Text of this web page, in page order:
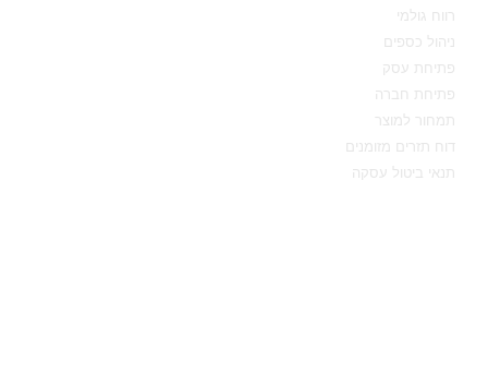
רווח גולמי
ניהול כספים
פתיחת עסק
פתיחת חברה
תמחור למוצר
דוח תזרים מזומנים
תנאי ביטול עסקה